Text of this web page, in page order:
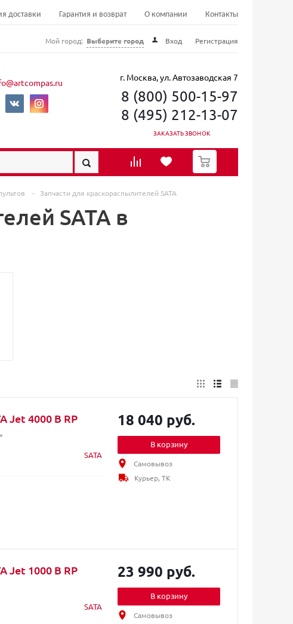
доставки Гарантия и возврат О компании Контакты
Мой город: Выберите город Вход Регистрация
г. Москва, ул. Автозаводская 7
8 (800) 500-15-97
8 (495) 212-13-07
ЗАКАЗАТЬ ЗВОНОК
0
- Запчасти для краскораспылителей SATA
SATA в
Jet 4000 B RP
SATA
18 040 руб.
В корзину
Самовывоз
Курьер, ТК
Jet 1000 B RP
SATA
23 990 руб.
В корзину
Самовывоз